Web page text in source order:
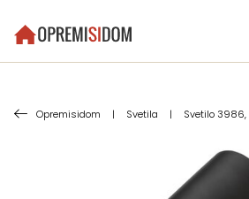
Opremisidom | Svetila | Svetilo 3986,